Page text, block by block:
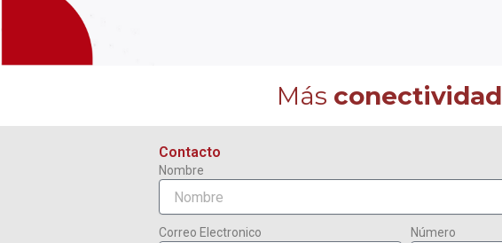
Más conectividad
Contacto
Nombre
Correo Electronico Número